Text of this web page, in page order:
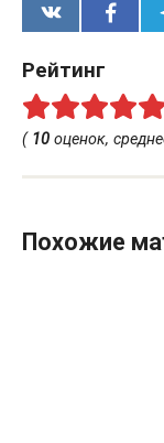
Рейтинг
( 10 оценок,
Похожие